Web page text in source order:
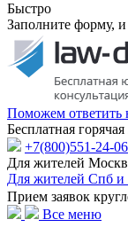
Быстро
Заполните форму,
Поможем ответить
Бесплатная
+7(800)551-24-06
Для жителей
Для жителей Спб и
Прием заявок
Все меню